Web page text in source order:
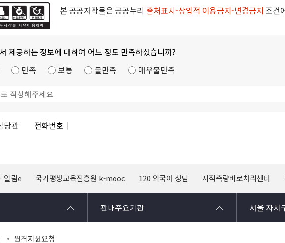
본 공공저작물은 공공누리 출처표시-상업적 이용금지-변경금지 조건
제공하는 정보에 대하여 어느 정도 만족하셨습니까?
만족 보통 불만족 매우불만족
당관 전화번호
알림e 국가평생교육진흥원 k-mooc 120 외국어 상담 지적측량바로처리센터
관내주요기관 서울 자치
원격지원요청